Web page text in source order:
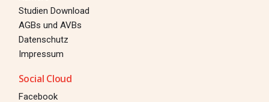
Studien Download
AGBs und AVBs
Datenschutz
Impressum
Social Cloud
Facebook